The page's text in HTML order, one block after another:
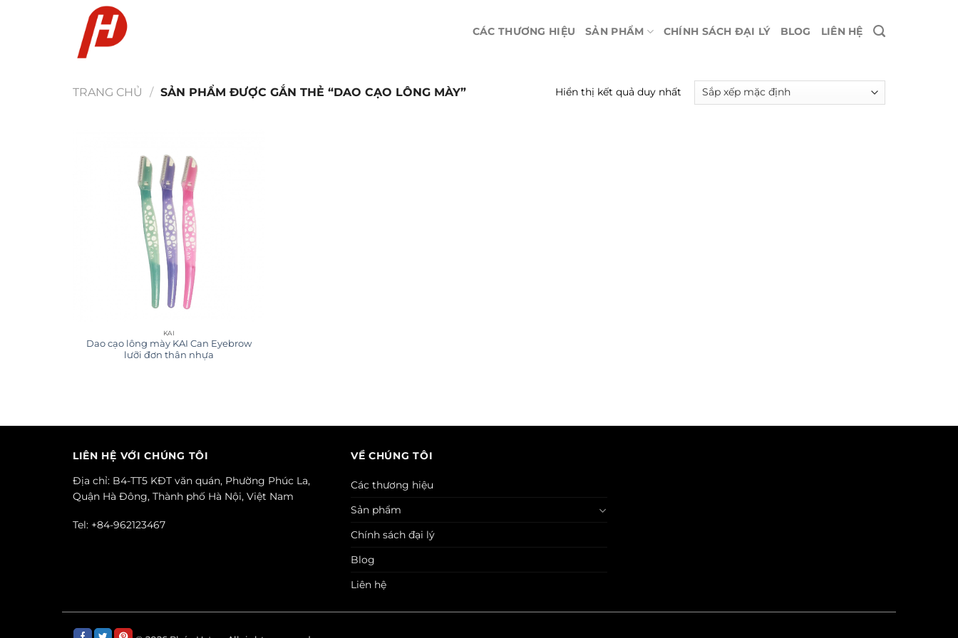
CÁC THƯƠNG HIỆU SẢN PHẨM CHÍNH SÁCH ĐẠI LÝ BLOG LIÊN HỆ
TRANG CHỦ / SẢN PHẨM ĐƯỢC GẮN THẺ “DAO CẠO LÔNG MÀY” Hiển thị kết quả duy nhất
KAI
Dao cạo lông mày KAI Can Eyebrow
lưỡi đơn thân nhựa
LIÊN HỆ VỚI CHÚNG TÔI
Địa chỉ: B4-TT5 KĐT văn quán, Phường Phúc La,
Quận Hà Đông, Thành phố Hà Nội, Việt Nam
Tel: +84-962123467
VỀ CHÚNG TÔI
Các thương hiệu
Sản phẩm
Chính sách đại lý
Blog
Liên hệ